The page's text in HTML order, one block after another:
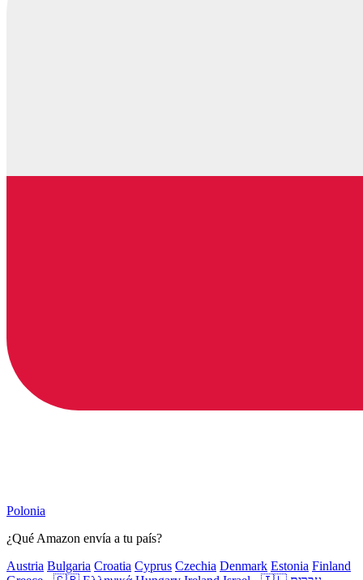
Polonia
¿Qué Amazon envía a tu país?
Austria Bulgaria Croatia Cyprus Czechia Denmark Estonia Finland